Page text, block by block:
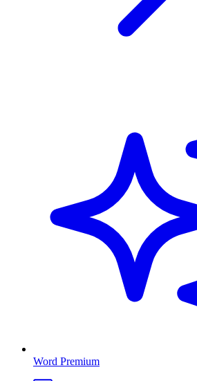
Word Premium